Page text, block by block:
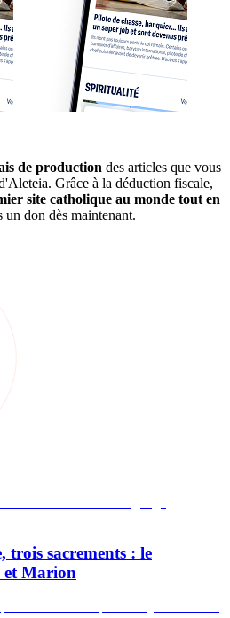
de production des articles que vous
Grâce à la déduction fiscale,
site catholique au monde tout en
un don dès maintenant.
trois sacrements : le
et Marion